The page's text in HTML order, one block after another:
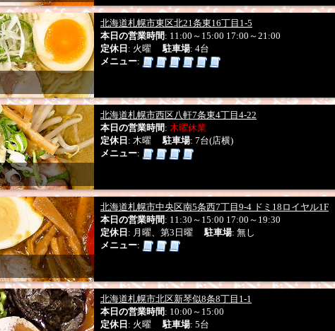
北海道札幌市東区北21条東16丁目1-5
本日の営業時間 : 11:00～15:00 17:00～21:00
定休日 : 火曜駐車場: 4台
メニュー:
北海道札幌市西区八軒7条東4丁目4-22
本日の営業時間 : 木曜休業
定休日 : 木曜駐車場: 7台(店横)
メニュー:
北海道札幌市中央区南5条西7丁目9-4 ドミ18ロイヤル1F
本日の営業時間 : 11:30～15:00 17:00～19:30
定休日 : 月曜、第3日曜駐車場: 無し
メニュー:
北海道札幌市北区新琴似8条8丁目1-1
本日の営業時間 : 10:00～15:00
定休日 : 火曜駐車場: 5台